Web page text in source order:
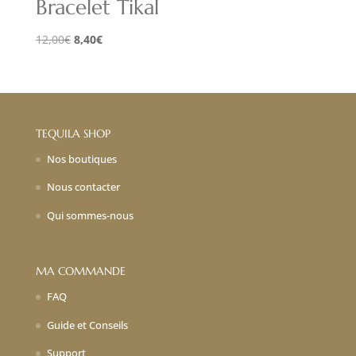
Bracelet Tikal
12,00€ Le
était :
8,40€Le
est :
TEQUILA SHOP
Nos boutiques
Nous contacter
Qui sommes-nous
MA COMMANDE
FAQ
Guide et Conseils
Support